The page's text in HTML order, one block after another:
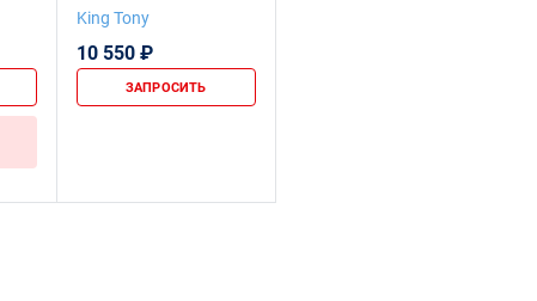
KING TONY 6522-29
King Tony
10 550 ₽
ЗАПРОСИТЬ